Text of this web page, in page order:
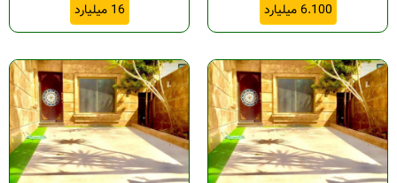
6.100 میلیارد 16 میلیارد